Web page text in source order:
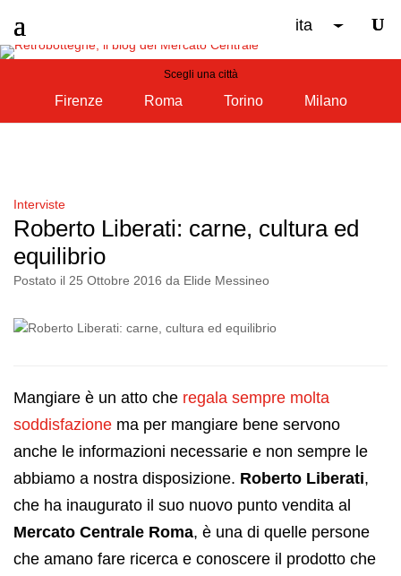
ita
Scegli una città
Firenze Roma Torino Milano
Interviste
Roberto Liberati: carne, cultura ed
equilibrio
Postato il 25 Ottobre 2016 da Elide Messineo
Mangiare è un atto che regala sempre molta
soddisfazione ma per mangiare bene servono
anche le informazioni necessarie e non sempre le
abbiamo a nostra disposizione. Roberto Liberati,
che ha inaugurato il suo nuovo punto vendita al
Mercato Centrale Roma, è una di quelle persone
che amano fare ricerca e conoscere il prodotto che